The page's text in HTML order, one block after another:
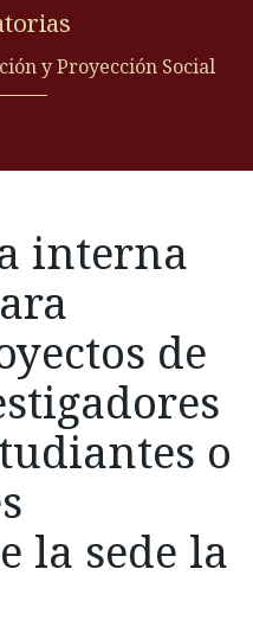
y Proyección Social
interna
de
o
la sede la